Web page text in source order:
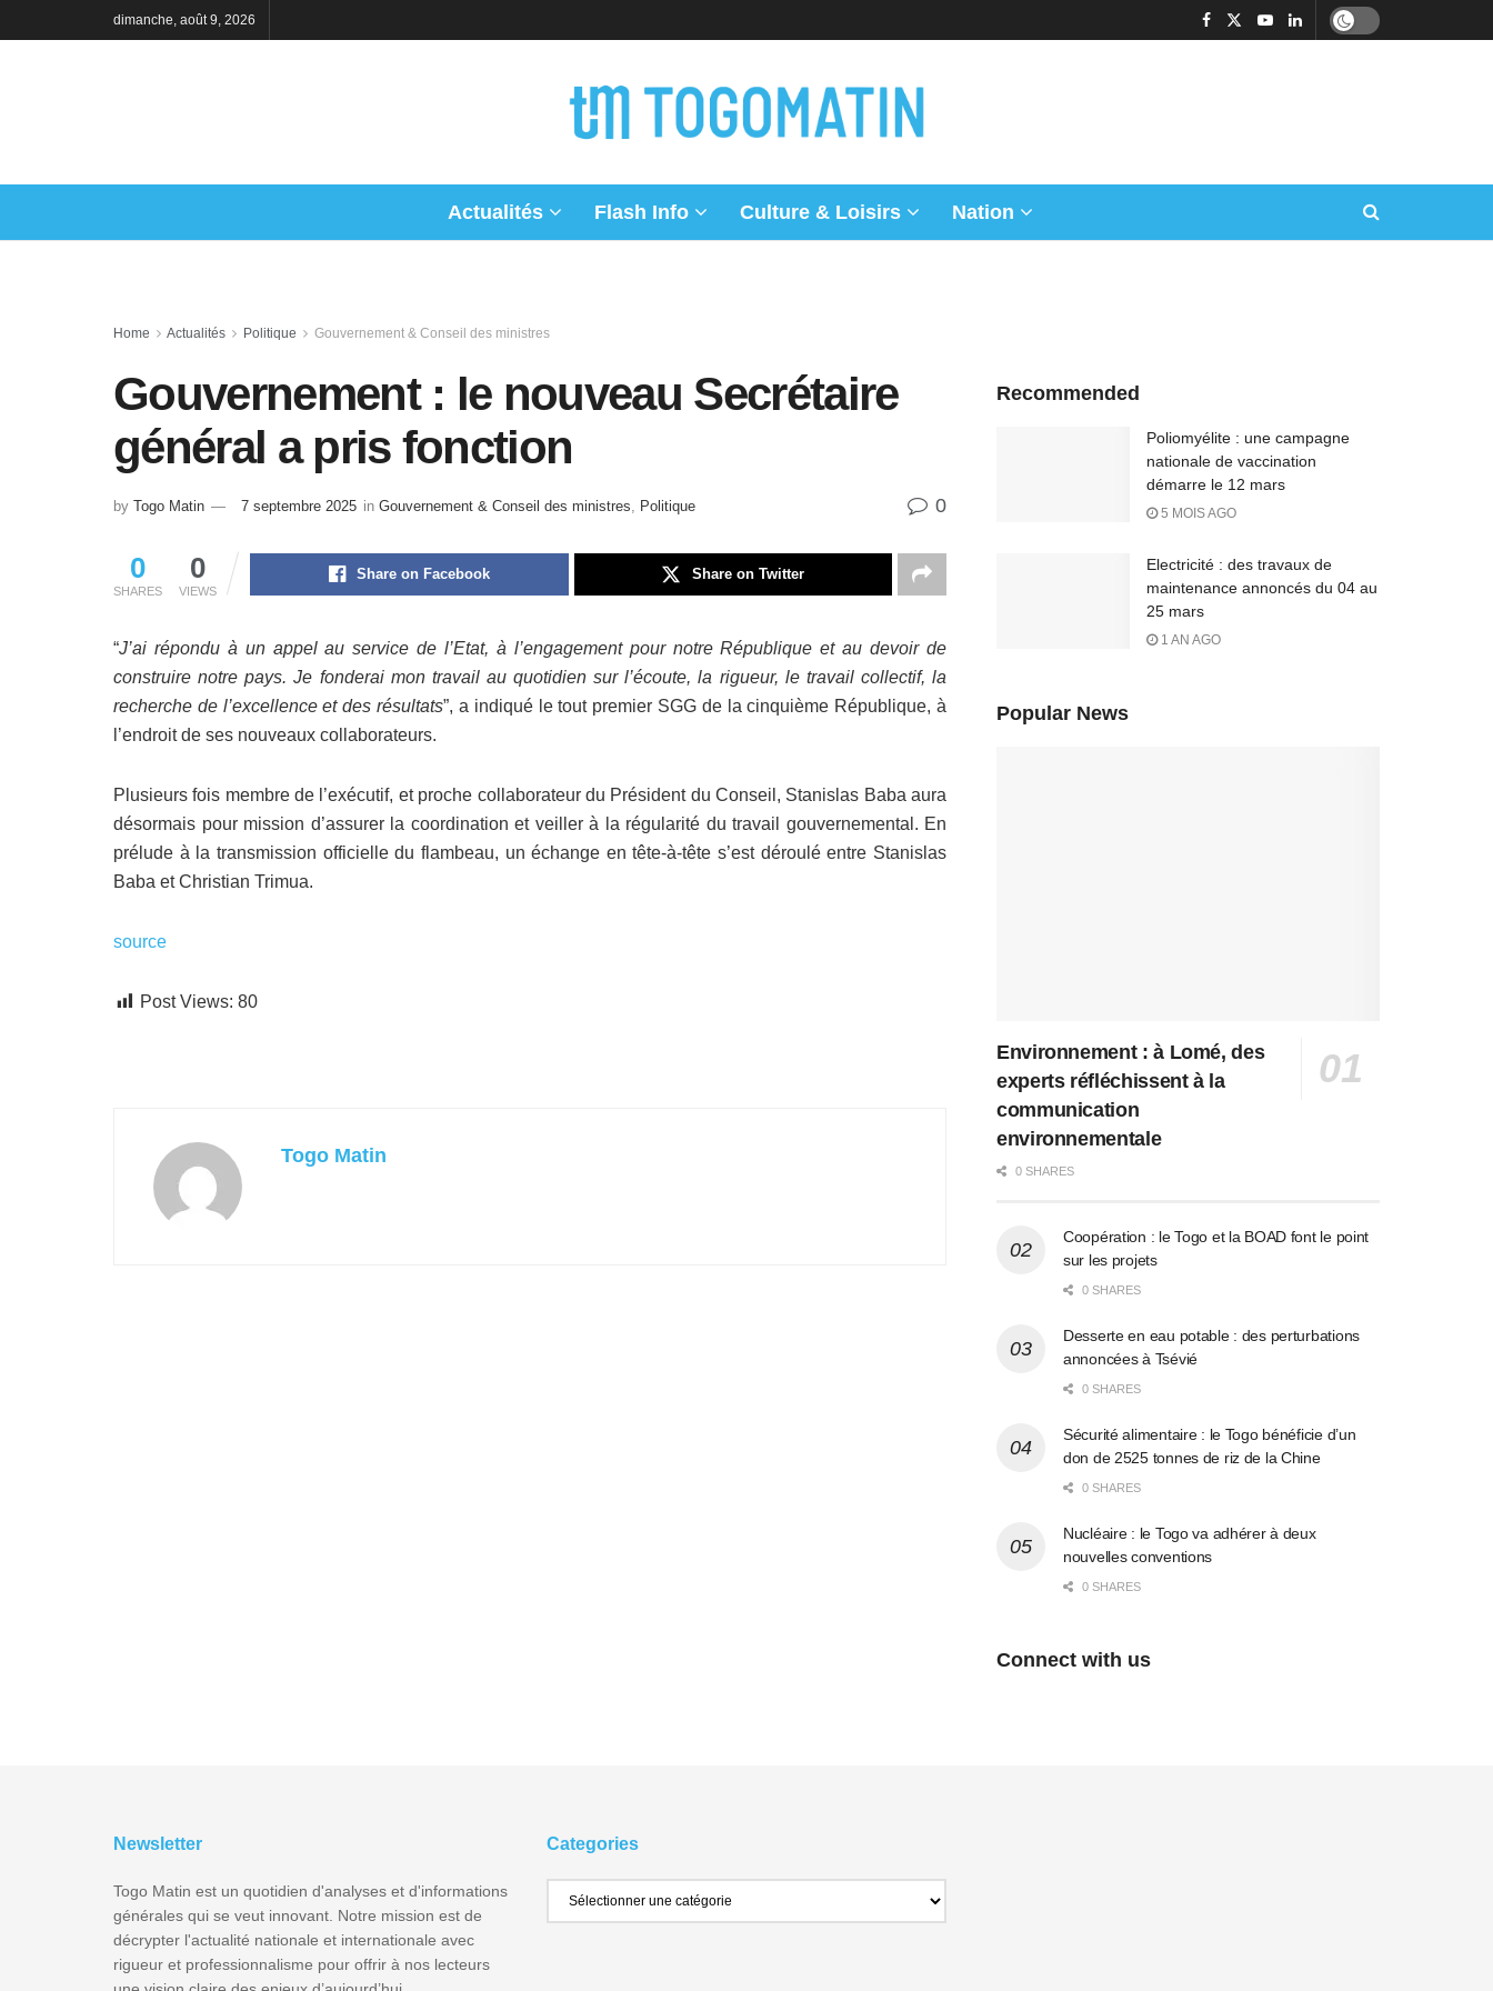
dimanche, août 9, 2026
Actualités Flash Info Culture & Loisirs Nation
Home Actualités Politique Gouvernement & Conseil des ministres
Gouvernement : le nouveau Secrétaire
général a pris fonction
by Togo Matin 7 septembre 2025 in Gouvernement & Conseil des ministres Politique 0
0
SHARES
0
VIEWS
Share on Facebook Share on Twitter
“J’ai répondu à un appel au service de l’Etat, à l’engagement pour notre République et au devoir de
construire notre pays. Je fonderai mon travail au quotidien sur l’écoute, la rigueur, le travail collectif, la
recherche de l’excellence et des résultats”, a indiqué le tout premier SGG de la cinquième République, à
l’endroit de ses nouveaux collaborateurs.
Plusieurs fois membre de l’exécutif, et proche collaborateur du Président du Conseil, Stanislas Baba aura
désormais pour mission d’assurer la coordination et veiller à la régularité du travail gouvernemental. En
prélude à la transmission officielle du flambeau, un échange en tête-à-tête s’est déroulé entre Stanislas
Baba et Christian Trimua.
source
Post Views: 80
Togo Matin
Recommended
Poliomyélite : une campagne
nationale de vaccination
démarre le 12 mars
5 MOIS AGO
Electricité : des travaux de
maintenance annoncés du 04 au
25 mars
1 AN AGO
Popular News
Environnement : à Lomé, des
experts réfléchissent à la
communication
environnementale
0 SHARES
Coopération : le Togo et la BOAD font le point
sur les projets
0 SHARES
Desserte en eau potable : des perturbations
annoncées à Tsévié
0 SHARES
Sécurité alimentaire : le Togo bénéficie d’un
don de 2525 tonnes de riz de la Chine
0 SHARES
Nucléaire : le Togo va adhérer à deux
nouvelles conventions
0 SHARES
Connect with us
Newsletter
Togo Matin est un quotidien d'analyses et d'informations
générales qui se veut innovant. Notre mission est de
décrypter l'actualité nationale et internationale avec
rigueur et professionnalisme pour offrir à nos lecteurs
Categories